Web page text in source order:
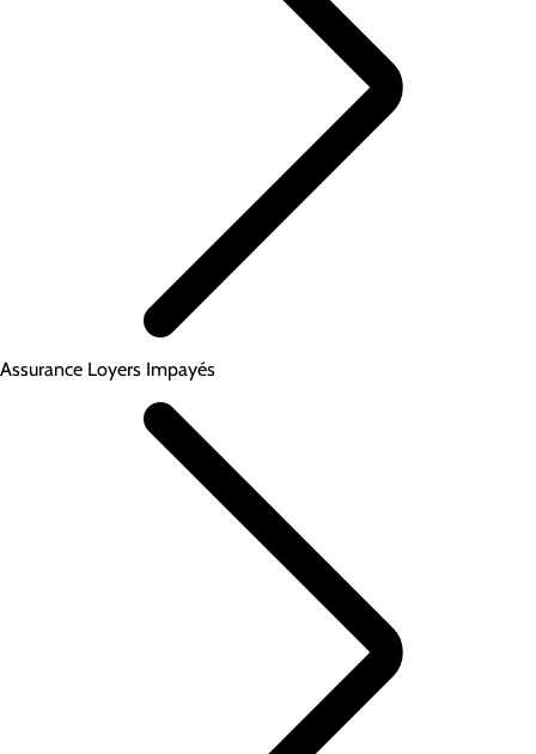
Assurance Loyers Impayés